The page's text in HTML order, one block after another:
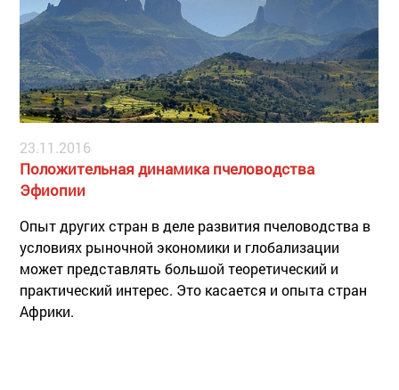
23.11.2016
Положительная динамика пчеловодства
Эфиопии
Опыт других стран в деле развития пчеловодства в
условиях рыночной экономики и глобализации
может представлять большой теоретический и
практический интерес. Это касается и опыта стран
Африки.